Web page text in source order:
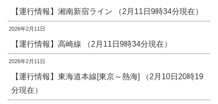
【運行情報】湘南新宿ライン （2月11日9時34分現在）
2026年2月11日
【運行情報】高崎線 （2月11日9時34分現在）
2026年2月11日
【運行情報】東海道本線[東京～熱海] （2月10日20時19
分現在）